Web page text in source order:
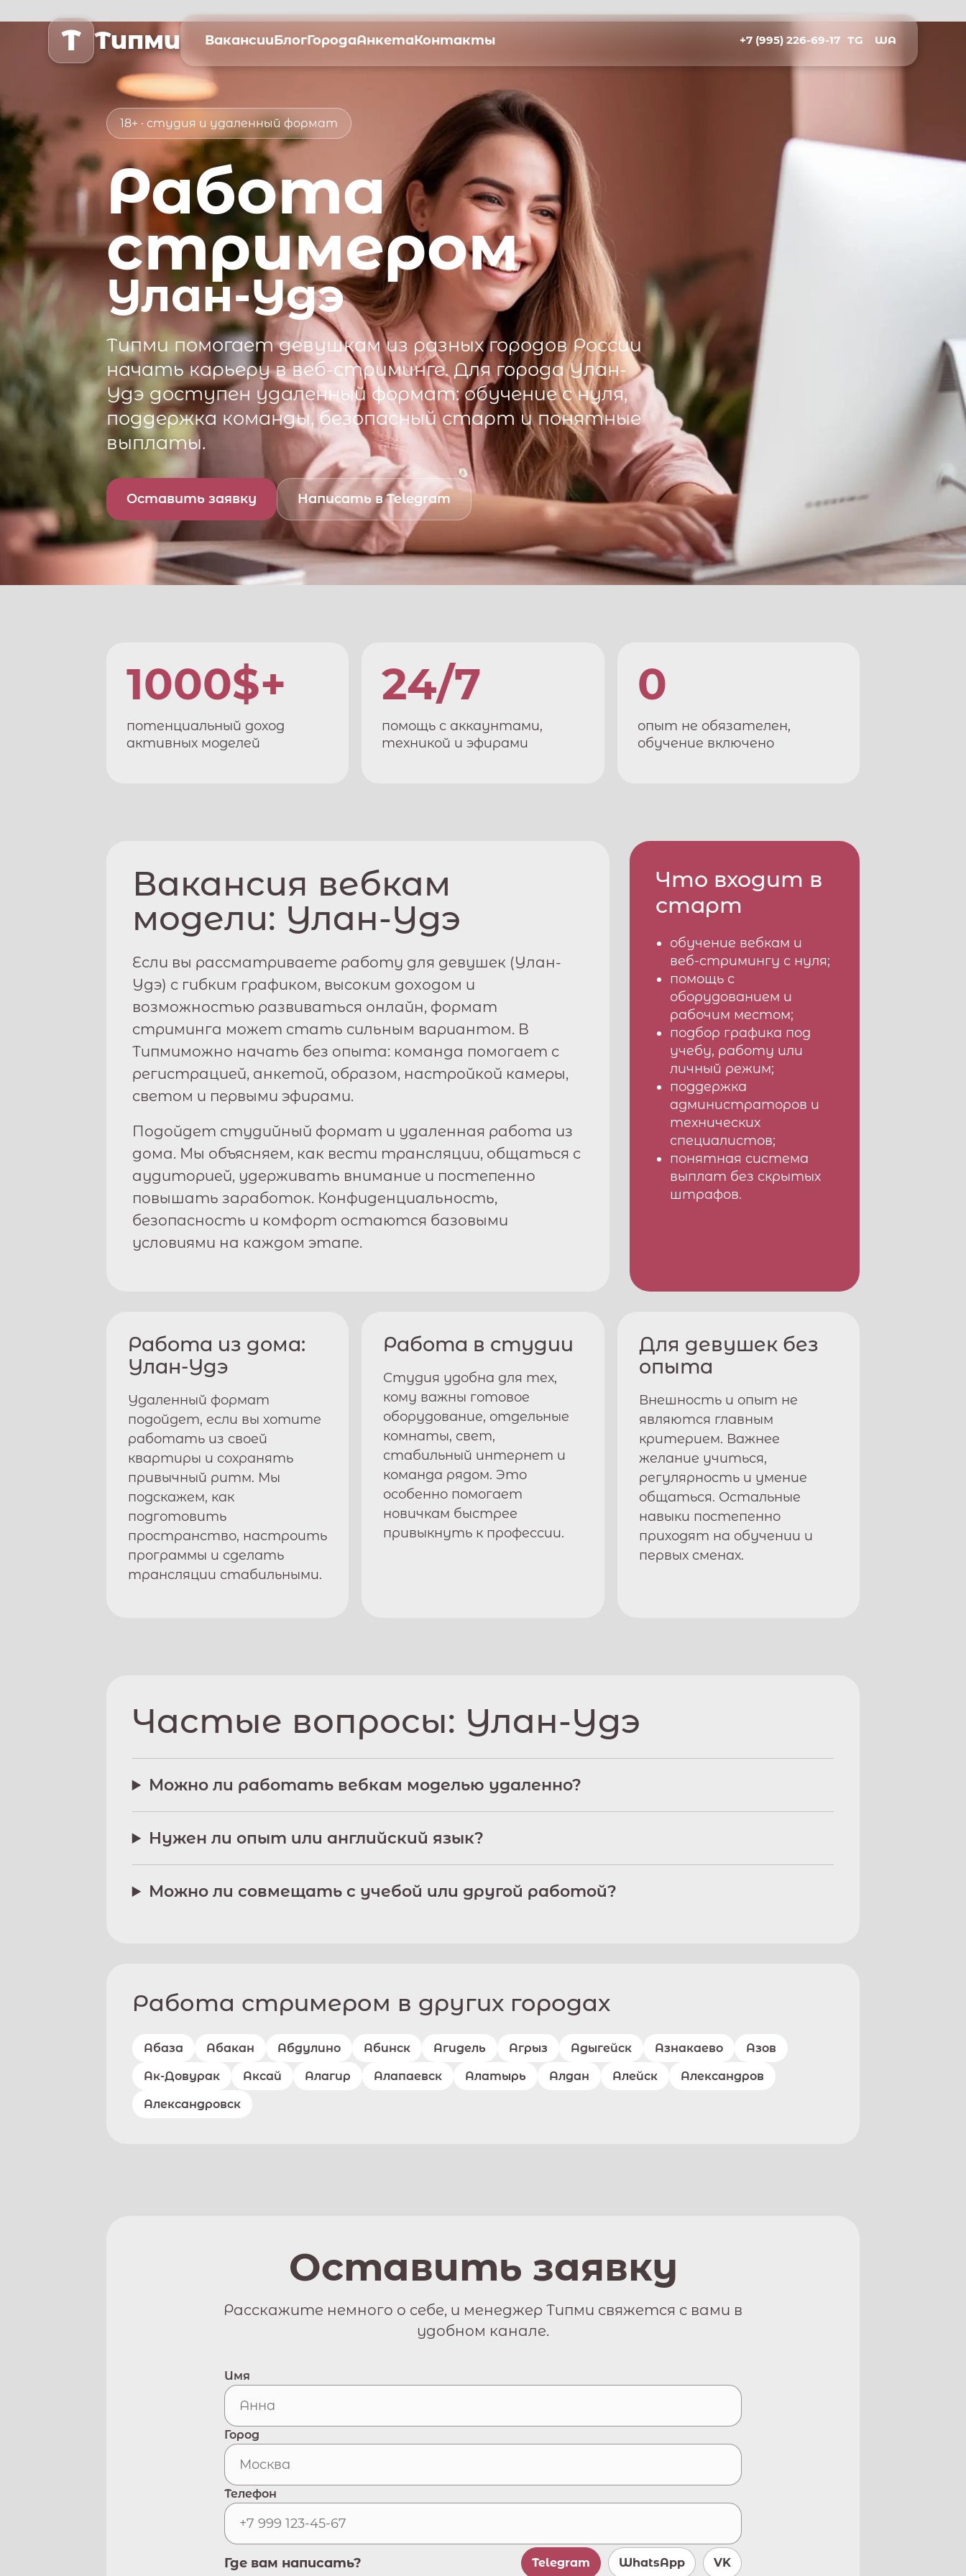
T Типми ВакансииБлогГородаАнкетаКонтакты +7 (995) 226-69-17 TG WA
18+ · студия и удаленный формат
Работа
стримером
Улан-Удэ
Типмипомогает девушкам из разных городов России
начать карьеру в веб-стриминге. Для городаУлан-
Удэ доступен удаленный формат: обучение с нуля,
поддержка команды, безопасный старт и понятные
выплаты.
Оставить заявку Написать в Telegram
1000$+
потенциальный доход
активных моделей
24/7
помощь с аккаунтами,
техникой и эфирами
0
опыт не обязателен,
обучение включено
Вакансия вебкам
модели: Улан-Удэ
Если вы рассматриваете работу для девушек (Улан-
Удэ) с гибким графиком, высоким доходом и
возможностью развиваться онлайн, формат
стриминга может стать сильным вариантом. В
Типмиможно начать без опыта: команда помогает с
регистрацией, анкетой, образом, настройкой камеры,
светом и первыми эфирами.
Подойдет студийный формат и удаленная работа из
дома. Мы объясняем, как вести трансляции, общаться с
аудиторией, удерживать внимание и постепенно
повышать заработок. Конфиденциальность,
безопасность и комфорт остаются базовыми
условиями на каждом этапе.
Что входит в
старт
обучение вебкам и
веб-стримингу с нуля;
помощь с
оборудованием и
рабочим местом;
подбор графика под
учебу, работу или
личный режим;
поддержка
администраторов и
технических
специалистов;
понятная система
выплат без скрытых
штрафов.
Работа из дома:
Улан-Удэ
Удаленный формат
подойдет, если вы хотите
работать из своей
квартиры и сохранять
привычный ритм. Мы
подскажем, как
подготовить
пространство, настроить
программы и сделать
трансляции стабильными.
Работа в студии
Студия удобна для тех,
кому важны готовое
оборудование, отдельные
комнаты, свет,
стабильный интернет и
команда рядом. Это
особенно помогает
новичкам быстрее
привыкнуть к профессии.
Для девушек без
опыта
Внешность и опыт не
являются главным
критерием. Важнее
желание учиться,
регулярность и умение
общаться. Остальные
навыки постепенно
приходят на обучении и
первых сменах.
Частые вопросы: Улан-Удэ
Можно ли работать вебкам моделью удаленно?
Нужен ли опыт или английский язык?
Можно ли совмещать с учебой или другой работой?
Работа стримером в других городах
Абаза Абакан Абдулино Абинск Агидель Агрыз Адыгейск Азнакаево Азов
Ак-Довурак Аксай Алагир Алапаевск Алатырь Алдан Алейск Александров
Александровск
Оставить заявку
Расскажите немного о себе, и менеджер Типми свяжется с вами в
удобном канале.
Имя
Город
Телефон
Где вам написать? Telegram WhatsApp VK